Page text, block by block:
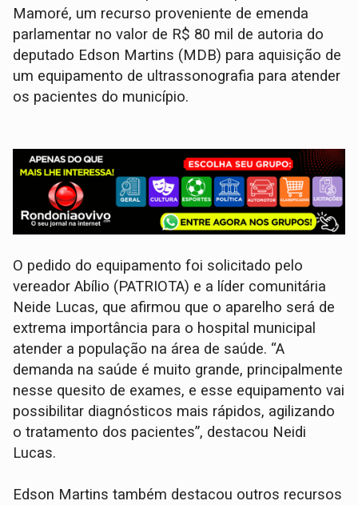
Mamoré, um recurso proveniente de emenda
parlamentar no valor de R$ 80 mil de autoria do
deputado Edson Martins (MDB) para aquisição de
um equipamento de ultrassonografia para atender
os pacientes do município.
O pedido do equipamento foi solicitado pelo
vereador Abílio (PATRIOTA) e a líder comunitária
Neide Lucas, que afirmou que o aparelho será de
extrema importância para o hospital municipal
atender a população na área de saúde. “A
demanda na saúde é muito grande, principalmente
nesse quesito de exames, e esse equipamento vai
possibilitar diagnósticos mais rápidos, agilizando
o tratamento dos pacientes”, destacou Neidi
Lucas.
Edson Martins também destacou outros recursos